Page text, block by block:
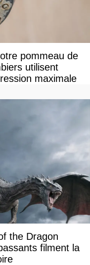
pommeau de
utilisent
maximale
the Dragon
filment la